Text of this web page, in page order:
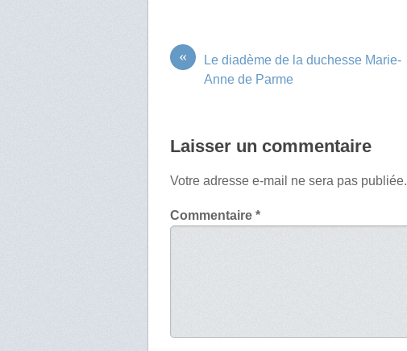
«
Le diadème de la duchesse Marie-
Anne de Parme
Laisser un commentaire
Votre adresse e-mail ne sera pas publiée.
Commentaire*